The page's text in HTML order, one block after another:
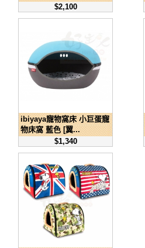
$2,100
ibiyaya寵物窩床 小巨蛋寵
物床窩 藍色 [翼...
$1,340